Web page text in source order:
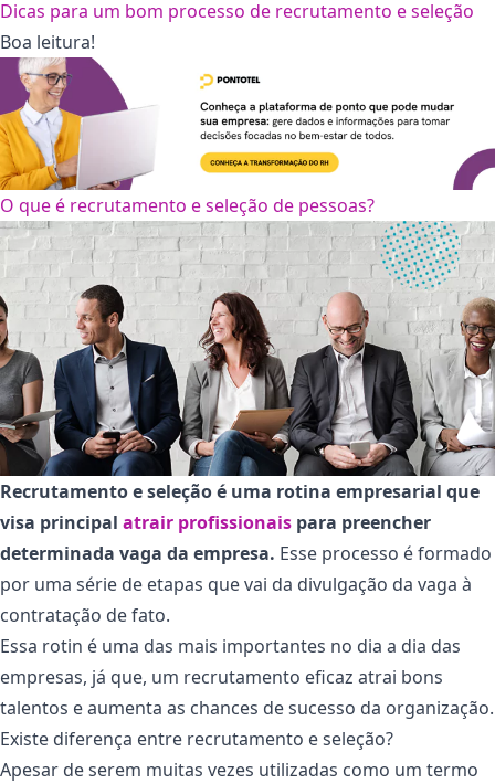
Dicas para um bom processo de recrutamento e seleção
Boa leitura!
O que é recrutamento e seleção de pessoas?
Recrutamento e seleção é uma rotina empresarial que
visa principal atrair profissionais para preencher
determinada vaga da empresa. Esse processo é formado
por uma série de etapas que vai da divulgação da vaga à
contratação de fato.
Essa rotin é uma das mais importantes no dia a dia das
empresas, já que, um recrutamento eficaz atrai bons
talentos e aumenta as chances de sucesso da organização.
Existe diferença entre recrutamento e seleção?
Apesar de serem muitas vezes utilizadas como um termo